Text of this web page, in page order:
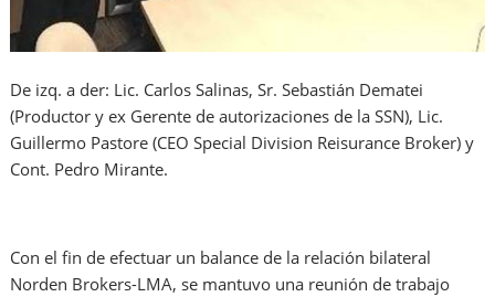
De izq. a der: Lic. Carlos Salinas, Sr. Sebastián Dematei
(Productor y ex Gerente de autorizaciones de la SSN), Lic.
Guillermo Pastore (CEO Special Division Reisurance Broker) y
Cont. Pedro Mirante.
Con el fin de efectuar un balance de la relación bilateral
Norden Brokers-LMA, se mantuvo una reunión de trabajo